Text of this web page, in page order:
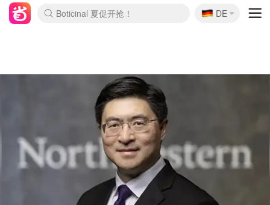
4折！lulu周四疯狂上新
🇩🇪
DE